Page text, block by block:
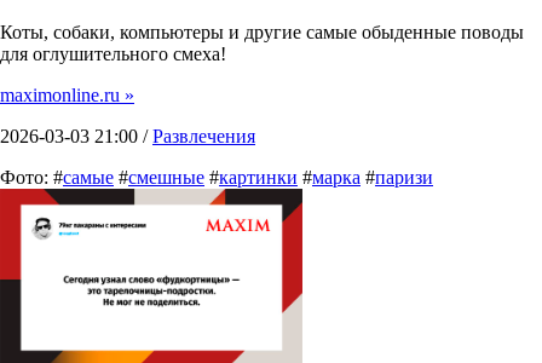
Коты, собаки, компьютеры и другие самые обыденные поводы
для оглушительного смеха!
maximonline.ru »
2026-03-03 21:00 /Развлечения
Фото: #самые #смешные #картинки #марка #паризи